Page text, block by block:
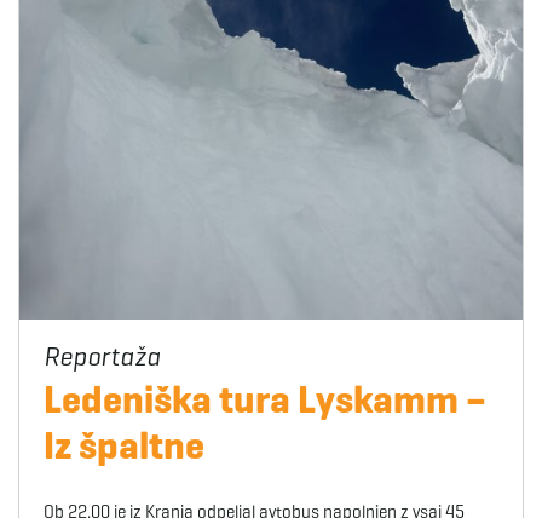
Ledeniška tura Lyskamm –
Iz špaltne
Ob 22.00 je iz Kranja odpeljal avtobus napolnjen z vsaj 45